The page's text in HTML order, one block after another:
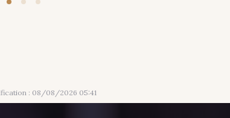
: 08/08/2026 05:41